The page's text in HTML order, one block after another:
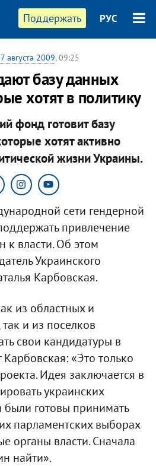
Поддержать РУС
августа 2009, 09:25
базу данных
хотят в политику
фонд готовит базу
хотят активно
жизни Украины.
сети гендерной
привлечение
к власти. Об этом
Украинского
Карбовская.
из областных и
и из поселков
свои кандидатуры в
Карбовская: «Это только
Идея заключается в
украинских
готовы принимать
парламентских выборах
органы власти. Сначала
найти».